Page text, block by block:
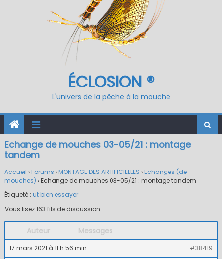
ÉCLOSION ®
L'univers de la pêche à la mouche
Echange de mouches 03-05/21 : montage
tandem
Accueil › Forums › MONTAGE DES ARTIFICIELLES › Echanges (de
mouches) ›Echange de mouches 03-05/21 : montage tandem
Étiqueté : ut bien essayer
Vous lisez 163 fils de discussion
Auteur Messages
17 mars 2021 à 11 h 56 min #38419